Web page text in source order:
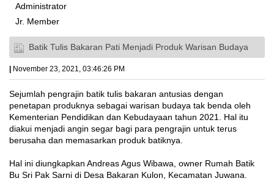
times)
Administrator
Jr. Member
Batik Tulis Bakaran Pati Menjadi Produk Warisan Budaya
| November 23, 2021, 03:46:26 PM
Sejumlah pengrajin batik tulis bakaran antusias dengan
penetapan produknya sebagai warisan budaya tak benda oleh
Kementerian Pendidikan dan Kebudayaan tahun 2021. Hal itu
diakui menjadi angin segar bagi para pengrajin untuk terus
berusaha dan memasarkan produk batiknya.
Hal ini diungkapkan Andreas Agus Wibawa, owner Rumah Batik
Bu Sri Pak Sarni di Desa Bakaran Kulon, Kecamatan Juwana.